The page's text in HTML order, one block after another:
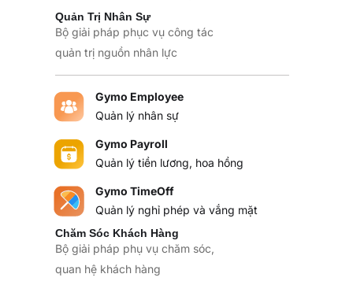
Quản Trị Nhân Sự
Bộ giải pháp phục vụ công tác
quản trị nguồn nhân lực
Gymo Employee
Quản lý nhân sự
Gymo Payroll
Quản lý tiền lương, hoa hồng
Gymo TimeOff
Quản lý nghỉ phép và vắng mặt
Chăm Sóc Khách Hàng
Bộ giải pháp phụ vụ chăm sóc,
quan hệ khách hàng